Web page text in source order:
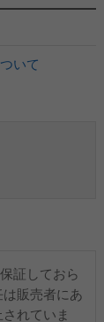
いて
証しておら
販売者にあ
れていま